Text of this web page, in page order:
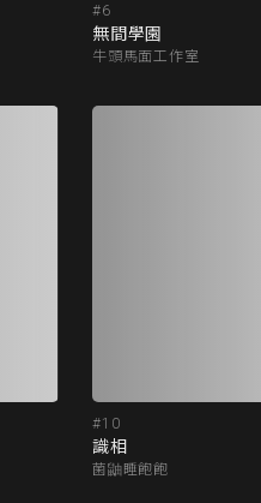
#6
無間學園
牛頭馬面工作室
#10
識相
菌鼬睡飽飽